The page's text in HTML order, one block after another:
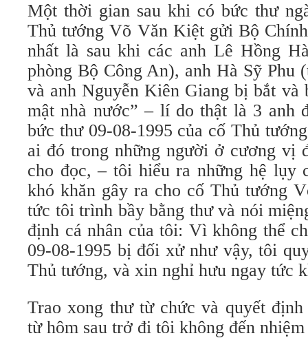
Một thời gian sau khi có bức thư
Thủ tướng Võ Văn Kiệt gửi Bộ
nhất là sau khi các anh Lê Hồng
phòng Bộ Công An), anh Hà Sỹ Phu
và anh Nguyễn Kiên Giang bị bắt
mật nhà nước” – lí do thật là 3 anh
bức thư 09-08-1995 của cố Thủ
ai đó trong những người ở cương vị
cho đọc, – tôi hiểu ra những hệ lụy
khó khăn gây ra cho cố Thủ tướng
tức tôi trình bầy bằng thư và nói
định cá nhân của tôi: Vì không thể
09-08-1995 bị đối xử như vậy, tôi
Thủ tướng, và xin nghỉ hưu ngay tức
Trao xong thư từ chức và quyết
từ hôm sau trở đi tôi không đến